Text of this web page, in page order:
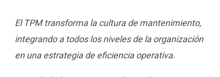
El TPM transforma la cultura de mantenimiento,
integrando a todos los niveles de la organización
en una estrategia de eficiencia operativa.